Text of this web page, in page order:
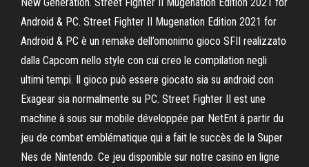
Android & PC. Street Fighter II Mugenation Edition 2021 for
Android & PC è un remake dell’omonimo gioco SFII realizzato
dalla Capcom nello style con cui creo le compilation negli
ultimi tempi. Il gioco può essere giocato sia su android con
Exagear sia normalmente su PC. Street Fighter II est une
machine à sous sur mobile développée par NetEnt à partir du
jeu de combat emblématique qui a fait le succès de la Super
Nes de Nintendo. Ce jeu disponible sur notre casino en ligne